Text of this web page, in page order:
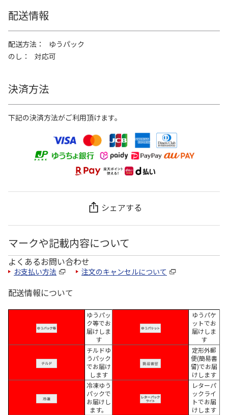
配送情報
配送方法
ゆうパック
のし
対応可
決済方法
下記の決済方法がご利用頂けます。
シェアする
マークや記載内容について
よくあるお問い合わせ
お支払い方法 注文のキャンセルについて
配送情報について
ゆうパッ
ク等でお
届けしま
す
ゆうパケ
ットでお
届けしま
す
チルドゆ
うパック
でお届け
します
定形外郵
便(簡易書
留)でお届
けします
冷凍ゆう
パックで
お届けし
ます。
レターパ
ックライ
トでお届
けします